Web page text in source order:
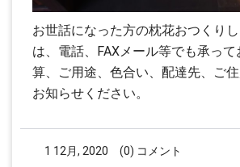
お世話になった方の枕花おつくり
は、電話、FAXメール等でも承っ
算、ご用途、色合い、配達先、ご
お知らせください。
1 12月, 2020 (0) コメント